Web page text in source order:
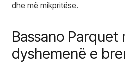
dhe më mikpritëse.
Bassano Parquet
dyshemenë e